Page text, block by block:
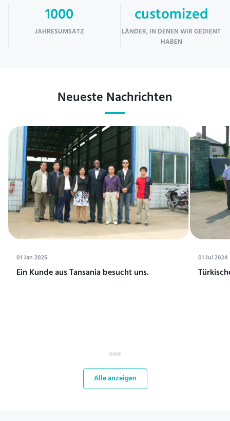
1000
JAHRESUMSATZ
customized
LÄNDER, IN DENEN WIR GEDIENT
HABEN
Neueste Nachrichten
01 Jan 2025
Ein Kunde aus Tansania besucht uns.
01 Jul 2024
Alle anzeigen